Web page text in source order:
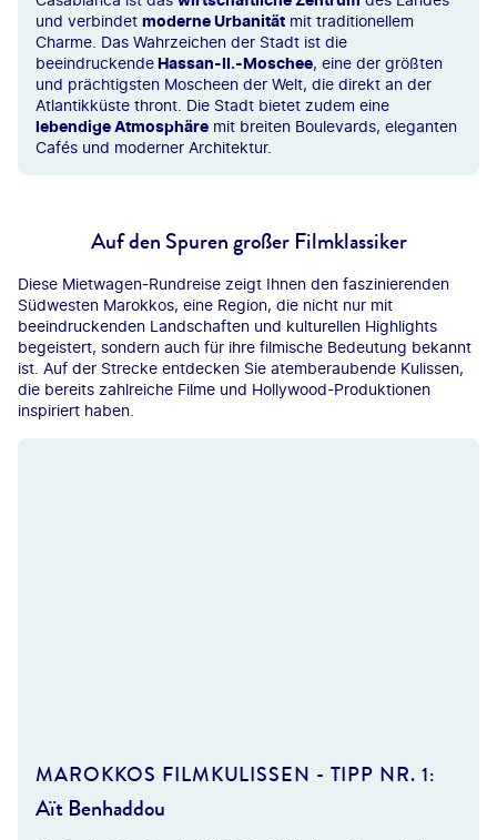
und verbindet moderne Urbanität mit traditionellem
Charme. Das Wahrzeichen der Stadt ist die
beeindruckendeHassan-II.-Moschee, eine der größten
und prächtigsten Moscheen der Welt, die direkt an der
Atlantikküste thront. Die Stadt bietet zudem eine
lebendige Atmosphäre mit breiten Boulevards, eleganten
Cafés und moderner Architektur.
Auf den Spuren großer Filmklassiker
Diese Mietwagen-Rundreise zeigt Ihnen den faszinierenden
Südwesten Marokkos, eine Region, die nicht nur mit
beeindruckenden Landschaften und kulturellen Highlights
begeistert, sondern auch für ihre filmische Bedeutung bekannt
ist. Auf der Strecke entdecken Sie atemberaubende Kulissen,
die bereits zahlreiche Filme und Hollywood-Produktionen
inspiriert haben.
MAROKKOS FILMKULISSEN - TIPP NR. 1:
Aït Benhaddou